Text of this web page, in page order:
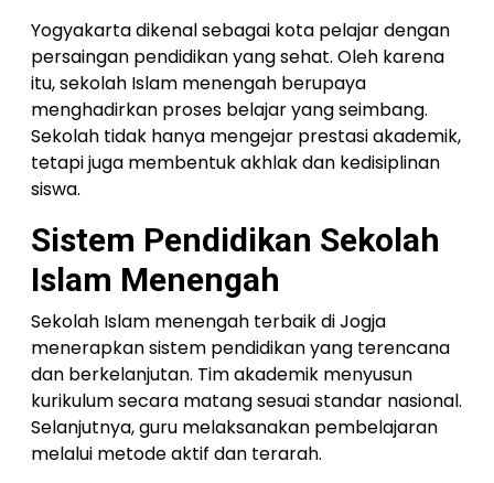
Yogyakarta dikenal sebagai kota pelajar dengan
persaingan pendidikan yang sehat. Oleh karena
itu, sekolah Islam menengah berupaya
menghadirkan proses belajar yang seimbang.
Sekolah tidak hanya mengejar prestasi akademik,
tetapi juga membentuk akhlak dan kedisiplinan
siswa.
Sistem Pendidikan Sekolah
Islam Menengah
Sekolah Islam menengah terbaik di Jogja
menerapkan sistem pendidikan yang terencana
dan berkelanjutan. Tim akademik menyusun
kurikulum secara matang sesuai standar nasional.
Selanjutnya, guru melaksanakan pembelajaran
melalui metode aktif dan terarah.